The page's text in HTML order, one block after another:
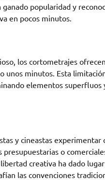
popularidad y
en pocos minutos.
los cortometrajes
unos minutos. Esta
elementos superfluos
y cineastas
o
creativa ha dado
las convenciones